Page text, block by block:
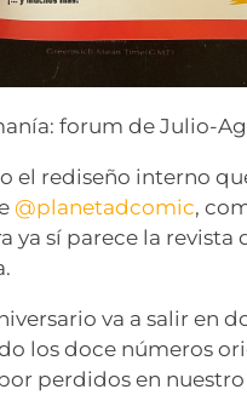
forum de Julio-
el rediseño interno
@planetadcomic,
ya sí parece la revista
va a salir en
los doce números
perdidos en